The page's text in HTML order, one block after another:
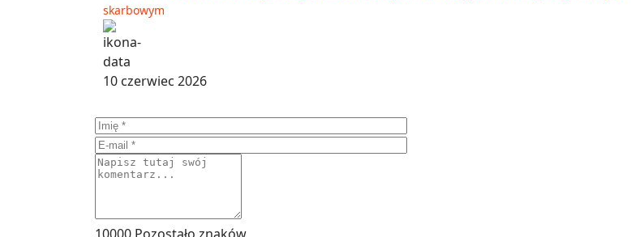
skarbowym
10 czerwiec 2026